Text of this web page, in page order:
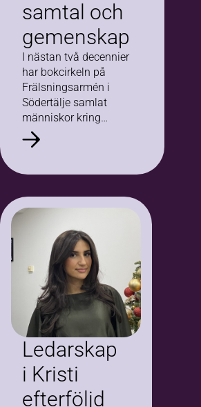
samtal och
gemenskap
I nästan två decennier
har bokcirkeln på
Frälsningsarmén i
Södertälje samlat
människor kring
litteratur, samtal och
gemenskap. Nu
efter 19 år och 177
lästa böcker.
Ledarskap
i Kristi
efterföljd